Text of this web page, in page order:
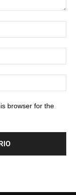
browser for the